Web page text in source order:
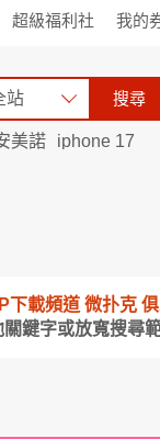
超級福利社 我的
站 搜尋
美諾
iphone 17
載頻道 微扑克
鍵字或放寬搜尋